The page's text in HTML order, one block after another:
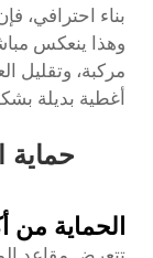
بناء احترافي،
وهذا ينعكس
مركبة، وتقليل
أغطية بديلة
حماية
الحماية من